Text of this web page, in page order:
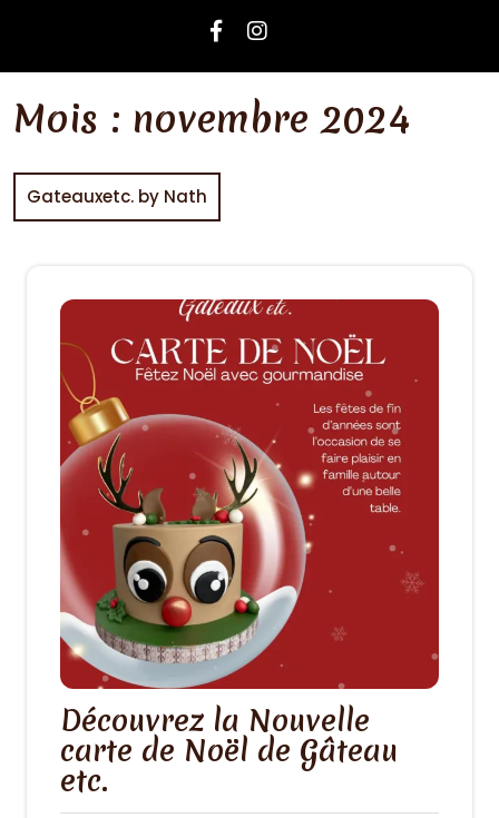
Mois : novembre 2024
Gateauxetc. by Nath
Découvrez la Nouvelle
carte de Noël de Gâteau
etc.